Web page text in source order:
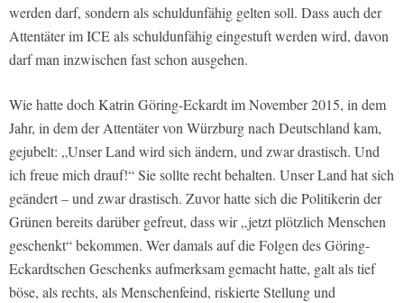
werden darf, sondern als schuldunfähig gelten soll. Dass auch der
Attentäter im ICE als schuldunfähig eingestuft werden wird, davon
darf man inzwischen fast schon ausgehen.
Wie hatte doch Katrin Göring-Eckardt im November 2015, in dem
Jahr, in dem der Attentäter von Würzburg nach Deutschland kam,
gejubelt: „Unser Land wird sich ändern, und zwar drastisch. Und
ich freue mich drauf!“ Sie sollte recht behalten. Unser Land hat sich
geändert – und zwar drastisch. Zuvor hatte sich die Politikerin der
Grünen bereits darüber gefreut, dass wir „jetzt plötzlich Menschen
geschenkt“ bekommen. Wer damals auf die Folgen des Göring-
Eckardtschen Geschenks aufmerksam gemacht hatte, galt als tief
böse, als rechts, als Menschenfeind, riskierte Stellung und